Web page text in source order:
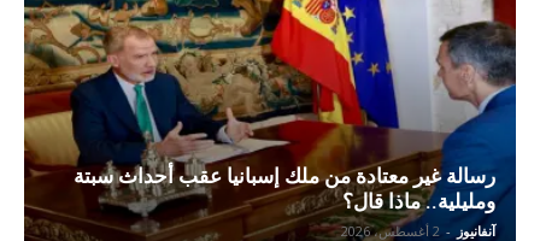
رسالة غير معتادة من ملك إسبانيا عقب أحداث سبتة
ومليلية.. ماذا قال؟
آنفانيوز - 2 أغسطس، 2026